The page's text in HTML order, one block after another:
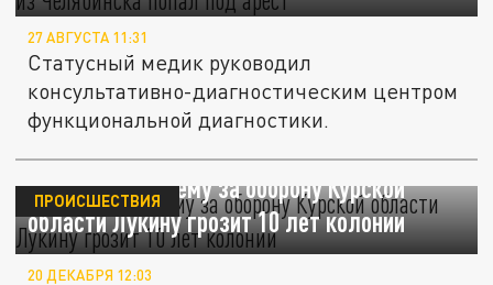
27 АВГУСТА 11:31
Статусный медик руководил
консультативно-диагностическим центром
функциональной диагностики.
Shot: отвечавшему за оборону Курской
области Лукину грозит 10 лет колонии
ПРОИСШЕСТВИЯ
20 ДЕКАБРЯ 12:03